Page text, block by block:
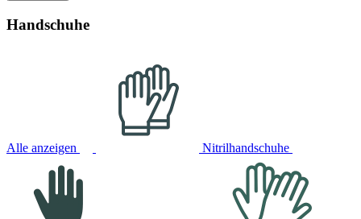
Handschuhe
Alle anzeigen Nitrilhandschuhe